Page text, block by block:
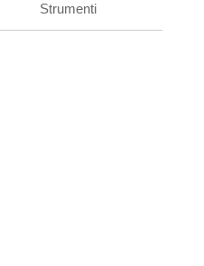
Strumenti